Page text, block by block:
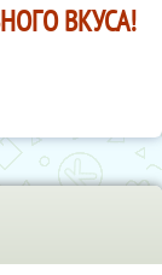
ВКУСА!